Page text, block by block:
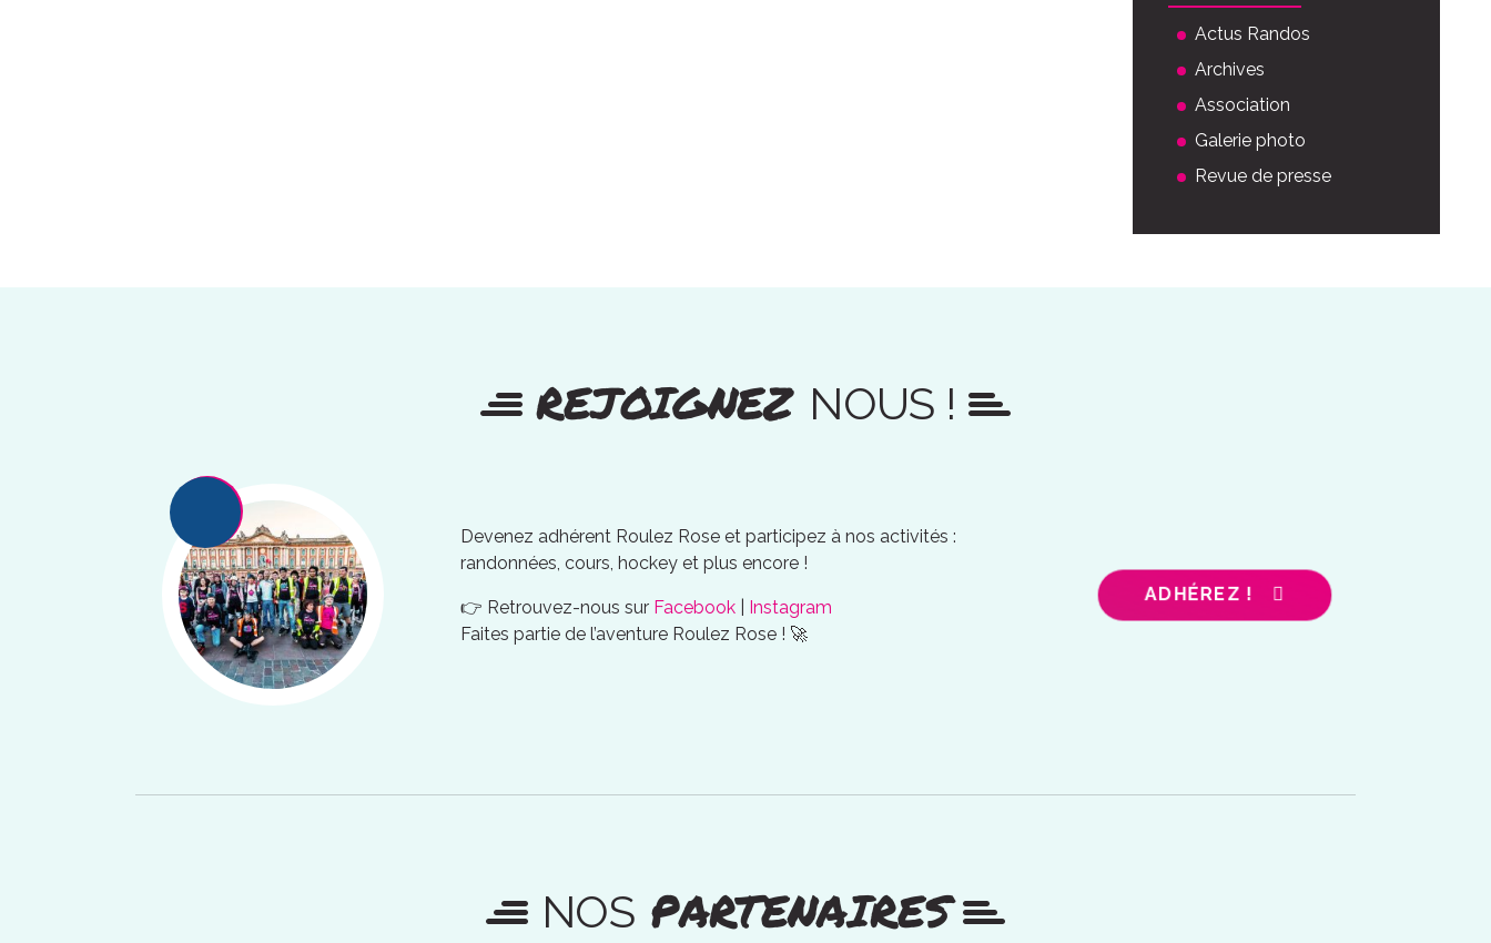
Actus Randos
Archives
Association
Galerie photo
Revue de presse
REJOIGNEZ NOUS !
Devenez adhérent Roulez Rose et participez à nos activités :
randonnées, cours, hockey et plus encore !
👉 Retrouvez-nous sur Facebook
Instagram
Faites partie de l’aventure Roulez Rose ! 🚀
ADHÉREZ !
NOSPARTENAIRES